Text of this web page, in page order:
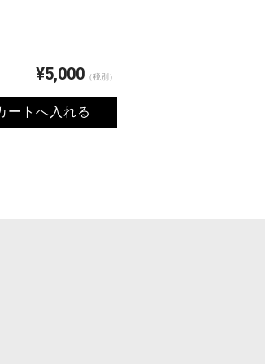
¥5,000 （税別）